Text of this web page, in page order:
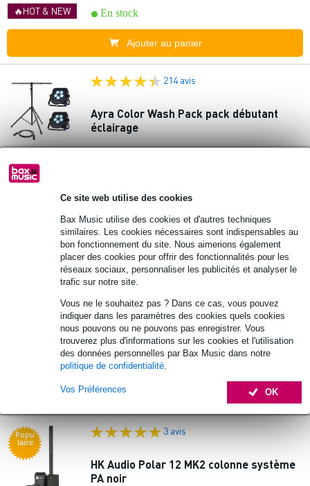
Ce site web utilise des cookies
Bax Music utilise des cookies et d'autres techniques
similaires. Les cookies nécessaires sont indispensables au
bon fonctionnement du site. Nous aimerions également
placer des cookies pour offrir des fonctionnalités pour les
réseaux sociaux, personnaliser les publicités et analyser le
trafic sur notre site.
Vous ne le souhaitez pas ? Dans ce cas, vous pouvez
indiquer dans les paramètres des cookies quels cookies
nous pouvons ou ne pouvons pas enregistrer. Vous
trouverez plus d'informations sur les cookies et l'utilisation
des données personnelles par Bax Music dans notre
politique de confidentialité
OK
Vos Préférences
🔥HOT & NEW En stock
Ajouter au panier
🔥HOT & NEW
214 avis
Ayra Color Wash Pack pack débutant
éclairage
Ajouter au panier
🔥HOT & NEW
244 avis
Electro-Voice ZLX-8P G2 Ensemble de
haut-parleurs actifs avec supports
Prix public 1 013 € 988 €
En stock
Popu
laire
3 avis
HK Audio Polar 12 MK2 colonne système
PA noir